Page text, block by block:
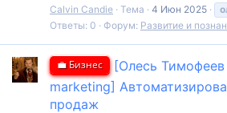
Calvin Candie Тема 4 Июн 2025
Ответы: 0
Форум: Развитие и
💼 Бизнес
[Олесь Тимофеев
marketing]
продаж